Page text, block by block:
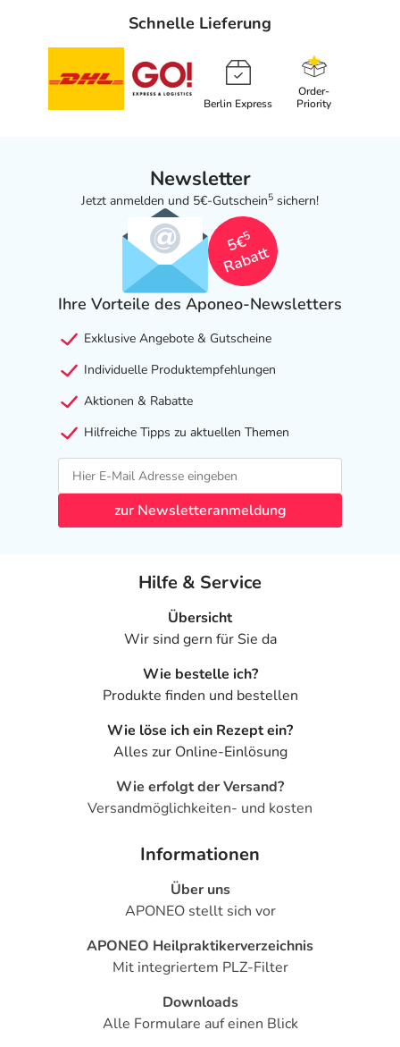
Schnelle Lieferung
Berlin Express
Order-
Priority
Newsletter
Jetzt anmelden und 5€-Gutschein5 sichern!
5€
5
Rabatt
Ihre Vorteile des Aponeo-Newsletters
Exklusive Angebote & Gutscheine
Individuelle Produktempfehlungen
Aktionen & Rabatte
Hilfreiche Tipps zu aktuellen Themen
zur Newsletteranmeldung
Hilfe & Service
Übersicht
Wir sind gern für Sie da
Wie bestelle ich?
Produkte finden und bestellen
Wie löse ich ein Rezept ein?
Alles zur Online-Einlösung
Wie erfolgt der Versand?
Versandmöglichkeiten- und kosten
Informationen
Über uns
APONEO stellt sich vor
APONEO Heilpraktikerverzeichnis
Mit integriertem PLZ-Filter
Downloads
Alle Formulare auf einen Blick